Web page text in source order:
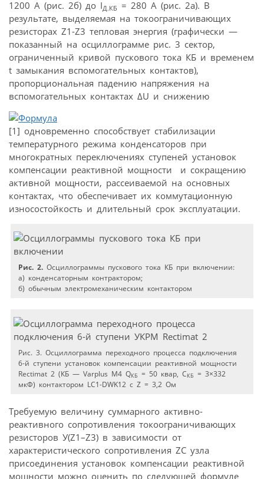
1200 А (рис. 2б) до IД.КБ = 280 А (рис. 2а). В
результате, выделяемая на токоограничивающих
резисторах Z1-Z3 тепловая энергия (графически —
показанный на осциллограмме рис. 3 сектор,
ограниченный кривой пускового тока КБ и временем
t замыкания вспомогательных контактов),
пропорциональная падению напряжения на
вспомогательных контактах ΔU и снижению
[1] одновременно способствует стабилизации
температурного режима конденсаторов при
многократных переключениях ступеней установок
компенсации реактивной мощности и сокращению
активной мощности, рассеиваемой на основных
контактах, что обеспечивает их коммутационную
износостойкость и длительный срок эксплуатации.
Рис. 2. Осциллограммы пускового тока КБ при включении:
а) конденсаторным контрактором;
б) обычным электромеханическим контактором
Рис. 3. Осциллограмма переходного процесса подключения
6-й ступени установок компенсации реактивной мощности
Rectimat 2 (КБ — Varplus М4 QКБ = 50 квар, СКБ = 3×332
мкФ) контактором LC1-DWK12 c Z = 3,2 Ом
Требуемую величину суммарного активно-
реактивного сопротивления токоограничивающих
резисторов У(Z1–Z3) в зависимости от
характеристического сопротивления ZC узла
присоединения установок компенсации реактивной
мощности можно оценить по следующей формуле